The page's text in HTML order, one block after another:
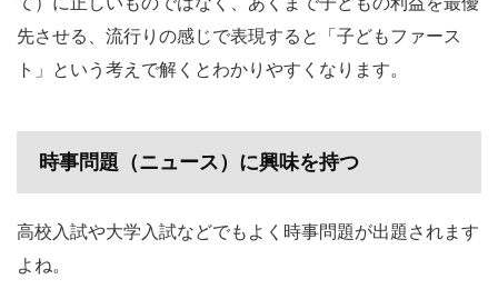
先させる、流行りの感じで表現すると「子どもファース
ト」という考えで解くとわかりやすくなります。
時事問題（ニュース）に興味を持つ
高校入試や大学入試などでもよく時事問題が出題されます
よね。